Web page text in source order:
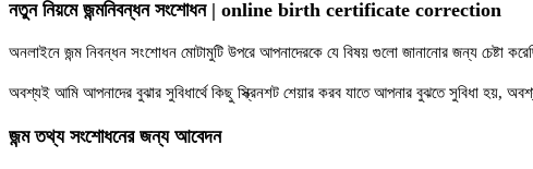
নতুন নিয়মে জন্মনিবন্ধন সংশোধন | online birth certificate correction
অনলাইনে জন্ম নিবন্ধন সংশোধন মোটামুটি উপরে আপনাদেরকে যে বিষয় গুলো জানানোর জন্য চেষ্টা
অবশ্যই আমি আপনাদের বুঝার সুবিধার্থে কিছু স্ক্রিনশট শেয়ার করব যাতে আপনার বুঝতে সুবিধা হয়,
জন্ম তথ্য সংশোধনের জন্য আবেদন